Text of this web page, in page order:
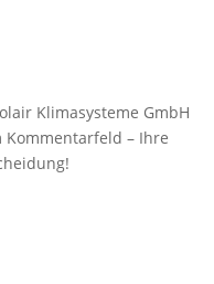
Klimasysteme GmbH
Kommentarfeld – Ihre